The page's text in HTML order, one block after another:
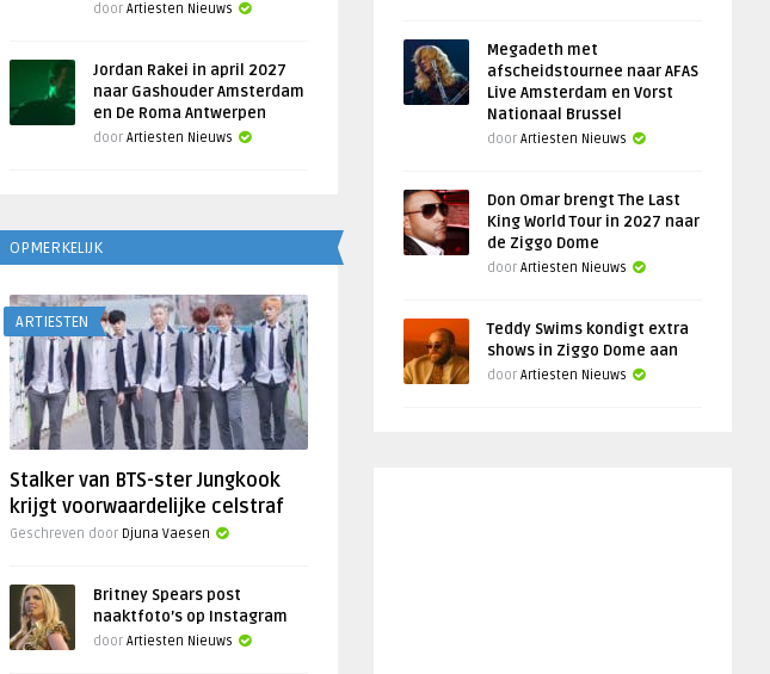
door Artiesten Nieuws
Jordan Rakei in april 2027
naar Gashouder Amsterdam
en De Roma Antwerpen
door Artiesten Nieuws
OPMERKELIJK
ARTIESTEN
Stalker van BTS-ster Jungkook
krijgt voorwaardelijke celstraf
Geschreven door Djuna Vaesen
Britney Spears post
naaktfoto’s op Instagram
door Artiesten Nieuws
Megadeth met
afscheidstournee naar AFAS
Live Amsterdam en Vorst
Nationaal Brussel
door Artiesten Nieuws
Don Omar brengt The Last
King World Tour in 2027 naar
de Ziggo Dome
door Artiesten Nieuws
Teddy Swims kondigt extra
shows in Ziggo Dome aan
door Artiesten Nieuws